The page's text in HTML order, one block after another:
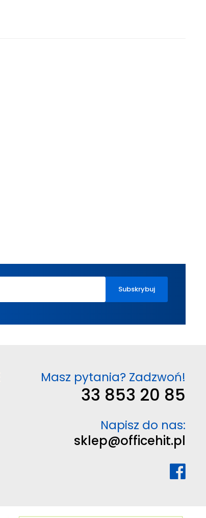
Masz pytania? Zadzwoń!
33 853 20 85
Napisz do nas:
sklep@officehit.pl